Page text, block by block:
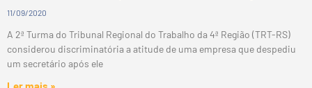
11/09/2020
A 2ª Turma do Tribunal Regional do Trabalho da 4ª Região (TRT-RS)
considerou discriminatória a atitude de uma empresa que despediu
um secretário após ele